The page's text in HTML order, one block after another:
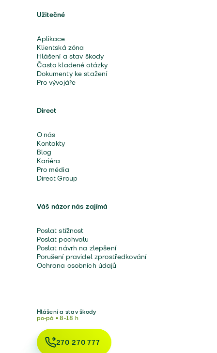
Užitečné
Aplikace
Klientská zóna
Hlášení a stav škody
Často kladené otázky
Dokumenty ke stažení
Pro vývojáře
Direct
O nás
Kontakty
Blog
Kariéra
Pro média
Direct Group
Váš názor nás zajímá
Poslat stížnost
Poslat pochvalu
Poslat návrh na zlepšení
Porušení pravidel zprostředkování
Ochrana osobních údajů
Hlášení a stav škody
po-pá • 8-18 h
270 270 777